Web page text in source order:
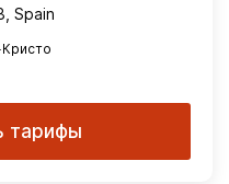
Spain
тарифы